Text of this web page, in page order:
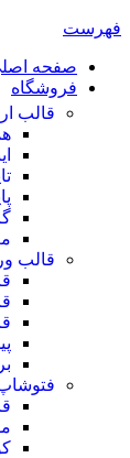
فهرست
صفحه
فروشگاه
قالب
قالب